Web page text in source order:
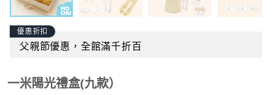
優惠折扣
父親節優惠，全館滿千折百
一米陽光禮盒(九款）
商品貨號：mochu-a0550